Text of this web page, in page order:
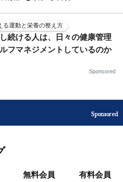
る運動と栄養の整え方
続ける人は、日々の健康管理
フマネジメントしているのか
Sponsored
Sponsored
無料会員 有料会員